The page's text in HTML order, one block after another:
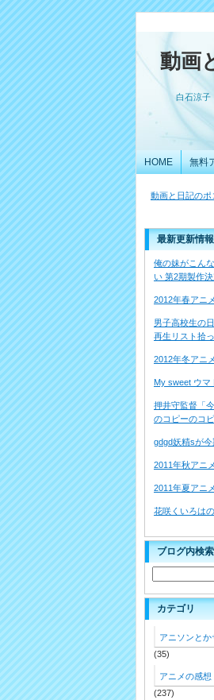
動画
白石涼子
動画と日記のポ
最新更新情報
俺の妹がこん
い 第2期製作決
2012年春アニ
男子高校生の
再生リスト拾
2012年冬アニ
My sweet ウマ
押井守監督「
のコピーのコピ
gdgd妖精sが
2011年秋アニ
2011年夏アニ
花咲くいろは
ブログ内検索
カテゴリ
アニソンとか
(35)
アニメの感想
(237)
HOME 無料